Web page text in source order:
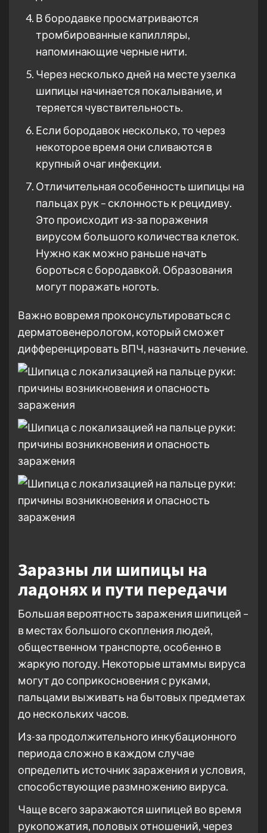
В бородавке просматриваются
тромбированные капилляры,
напоминающие черные нити.
Через несколько дней на месте узелка
шипицы начинается покалывание, и
теряется чувствительность.
Если бородавок несколько, то через
некоторое время они сливаются в
крупный очаг инфекции.
Отличительная особенность шипицы на
пальцах рук – склонность к рецидиву.
Это происходит из-за поражения
вирусом большого количества клеток.
Нужно как можно раньше начать
бороться с бородавкой. Образования
могут поражать ноготь.
Важно вовремя проконсультироваться с
дерматовенерологом, который сможет
дифференцировать ВПЧ, назначить лечение.
Заразны ли шипицы на
ладонях и пути передачи
Большая вероятность заражения шипицей –
в местах большого скопления людей,
общественном транспорте, особенно в
жаркую погоду. Некоторые штаммы вируса
могут до соприкосновения с руками,
пальцами выживать на бытовых предметах
до нескольких часов.
Из-за продолжительного инкубационного
периода сложно в каждом случае
определить источник заражения и условия,
способствующие размножению вируса.
Чаще всего заражаются шипицей во время
рукопожатия, половых отношений, через